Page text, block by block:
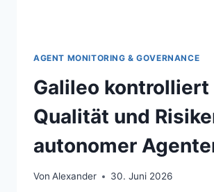
AGENT MONITORING & GOVERNANCE
Galileo kontrolliert
Qualität und
autonomer
Von Alexander 30. Juni 2026